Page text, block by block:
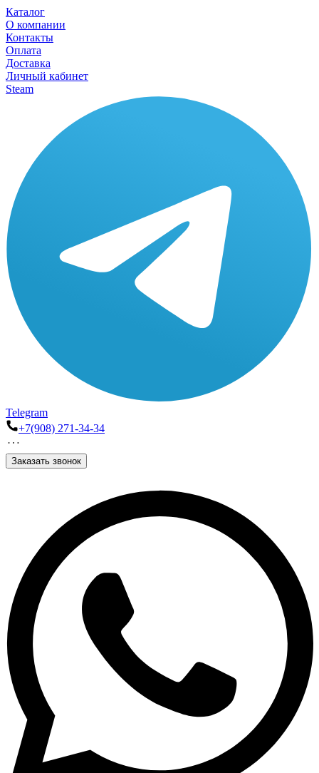
Каталог
О компании
Контакты
Оплата
Доставка
Личный кабинет
Steam
Telegram
+7(908) 271-34-34
Заказать звонок